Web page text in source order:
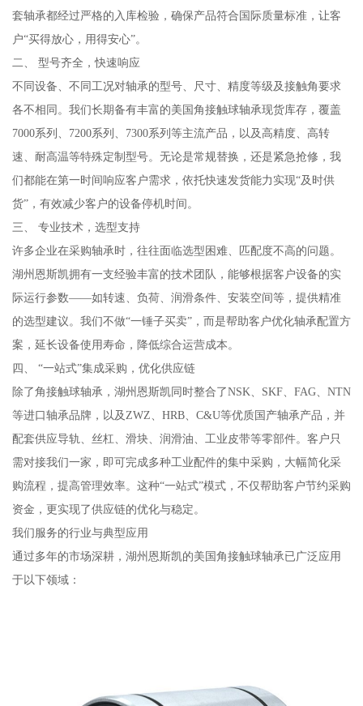
套轴承都经过严格的入库检验，确保产品符合国际质量标准，让客
户“买得放心，用得安心”。
二、 型号齐全，快速响应
不同设备、不同工况对轴承的型号、尺寸、精度等级及接触角要求
各不相同。我们长期备有丰富的美国角接触球轴承现货库存，覆盖
7000系列、7200系列、7300系列等主流产品，以及高精度、高转
速、耐高温等特殊定制型号。无论是常规替换，还是紧急抢修，我
们都能在第一时间响应客户需求，依托快速发货能力实现“及时供
货”，有效减少客户的设备停机时间。
三、 专业技术，选型支持
许多企业在采购轴承时，往往面临选型困难、匹配度不高的问题。
湖州恩斯凯拥有一支经验丰富的技术团队，能够根据客户设备的实
际运行参数——如转速、负荷、润滑条件、安装空间等，提供精准
的选型建议。我们不做“一锤子买卖”，而是帮助客户优化轴承配置方
案，延长设备使用寿命，降低综合运营成本。
四、 “一站式”集成采购，优化供应链
除了角接触球轴承，湖州恩斯凯同时整合了NSK、SKF、FAG、NTN
等进口轴承品牌，以及ZWZ、HRB、C&U等优质国产轴承产品，并
配套供应导轨、丝杠、滑块、润滑油、工业皮带等零部件。客户只
需对接我们一家，即可完成多种工业配件的集中采购，大幅简化采
购流程，提高管理效率。这种“一站式”模式，不仅帮助客户节约采购
资金，更实现了供应链的优化与稳定。
我们服务的行业与典型应用
通过多年的市场深耕，湖州恩斯凯的美国角接触球轴承已广泛应用
于以下领域：